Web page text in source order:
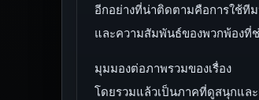
อีกอย่างที่น่าติดตามคือการใช้ที
และความสัมพันธ์ของพวกพ้องที่
มุมมองต่อภาพรวมของเรื่อง
โดยรวมแล้วเป็นภาคที่ดูสนุกแล